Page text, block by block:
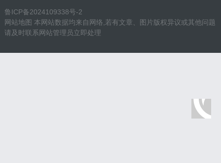
鲁ICP备2024109338号-2
网站地图 本网站数据均来自网络,若有文章、图片版权异议或其他问题
请及时联系网站管理员立即处理